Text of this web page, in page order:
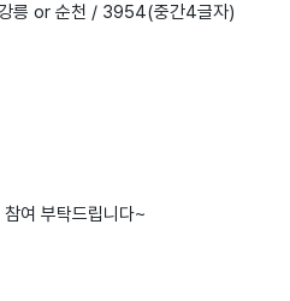
릉 or 순천 / 3954(중간4글자)
여 부탁드립니다~